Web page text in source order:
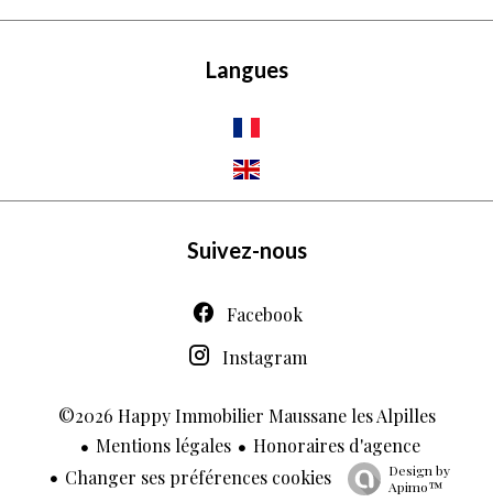
Langues
Suivez-nous
Facebook
Instagram
©2026 Happy Immobilier Maussane les Alpilles
Mentions légales
Honoraires d'agence
Changer ses préférences cookies
Design by
Apimo™